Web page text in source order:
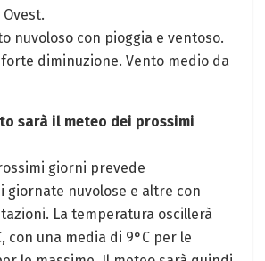
nuvoloso con pioggia e ventoso.
diminuzione. Vento medio ⁤da
sarà⁢ il meteo dei prossimi
giorni prevede
giornate nuvolose e⁤ altre con
La temperatura⁣ oscillerà⁣
con una media di 9°C per le